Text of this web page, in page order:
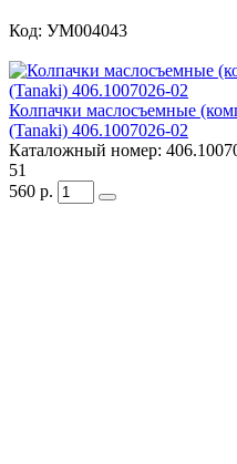
Код: УМ004043
Колпачки маслосъемные
(Tanaki) 406.1007026-02
Каталожный номер:
51
560 р.